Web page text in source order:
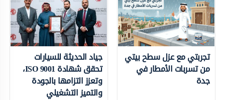
تجربتي مع عزل سطح بيتي
من تسربات الأمطار في
جدة
جياد الحديثة للسيارات
تحقق شهادة ISO 9001،
وتعزز التزامها بالجودة
والتميز التشغيلي